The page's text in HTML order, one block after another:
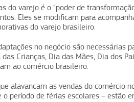
do varejo é o “poder de
Eles se modificam para
do varejo brasileiro.
no negócio são necessárias
Crianças, Dia das Mães, Dia dos
ao comércio brasileiro.
alavancam as vendas do comércio
período de férias escolares – estão
1 2